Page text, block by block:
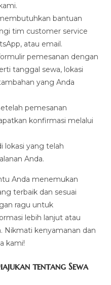
bantuan
tim customer service
atau email.
pemesanan dengan
tanggal sewa, lokasi
yang Anda
pemesanan
konfirmasi melalui
lokasi yang telah
Anda.
Anda menemukan
terbaik dan sesuai
ragu untuk
lebih lanjut atau
Nikmati kenyamanan dan
kami!
tentang Sewa